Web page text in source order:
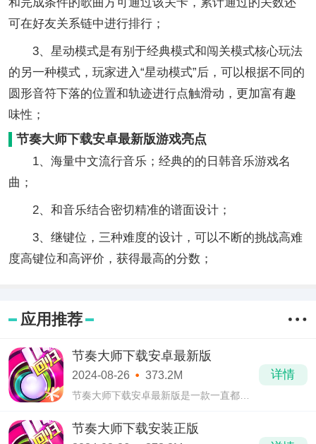
可在好友关系链中进行排行；
3、星动模式是有别于经典模式和闯关模式核心玩法
的另一种模式，玩家进入“星动模式”后，可以根据不同的
圆形音符下落的位置和轨迹进行点触滑动，更加富有趣
味性；
节奏大师下载安卓最新版游戏亮点
1、海量中文流行音乐；经典的的日韩音乐游戏名
曲；
2、和音乐结合密切精准的谱面设计；
3、继键位，三种难度的设计，可以不断的挑战高难
度高键位和高评价，获得最高的分数；
应用推荐
节奏大师下载安卓最新版
2024-08-26 373.2M
节奏大师下载安卓最新版是一款一直都很
新版中有着极致的闯关玩法，大家可以去
不断突破自我，解锁更高难度的歌曲，这
详情
节奏大师下载安装正版